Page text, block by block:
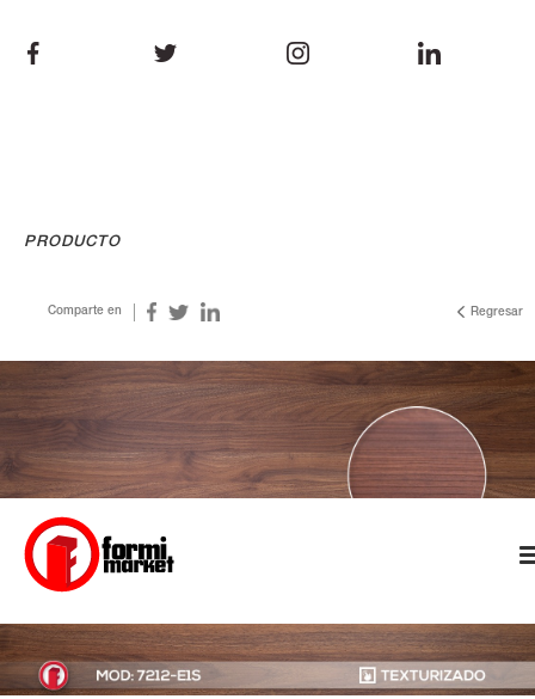
PRODUCTO
Comparte en Regresar